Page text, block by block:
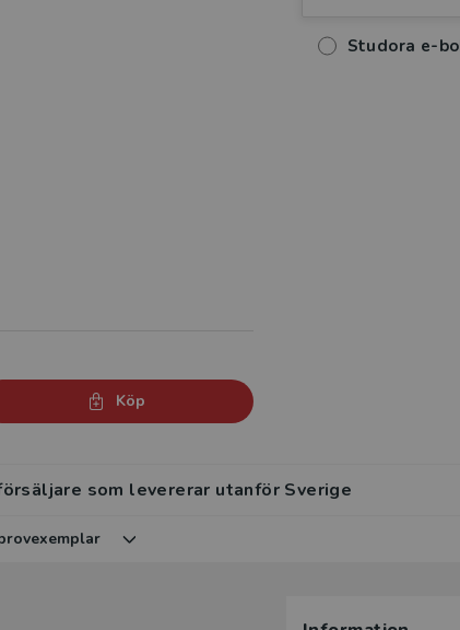
Köp
Studora e-
som levererar utanför Sverige